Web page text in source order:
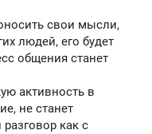
свои мысли,
людей, его будет
общения станет
активность в
не станет
разговор как с